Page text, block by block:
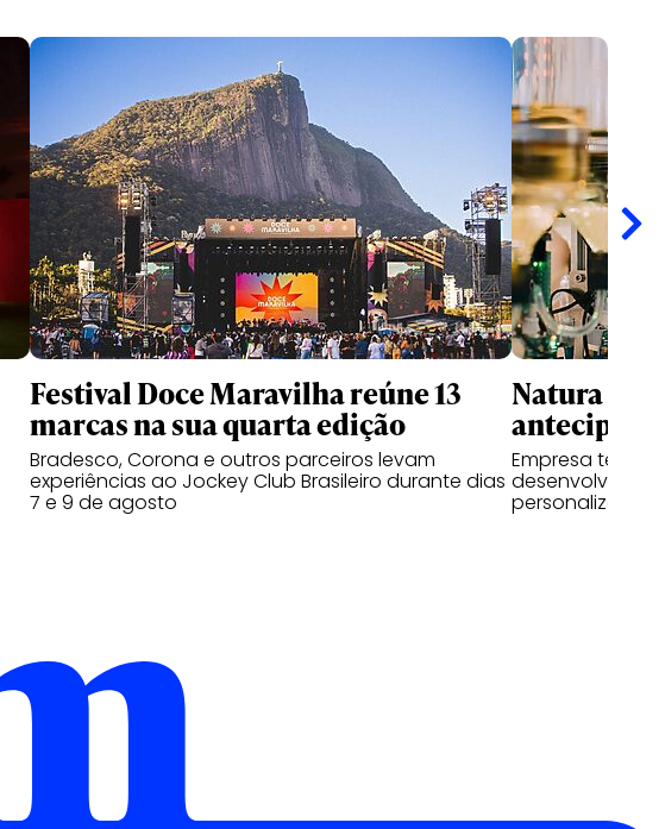
Festival Doce Maravilha reúne 13
marcas na sua quarta edição
Bradesco, Corona e outros parceiros levam
experiências ao Jockey Club Brasileiro durante dias
7 e 9 de agosto
Natura
antecipar
Empresa testa
desenvolvem
personalizadas